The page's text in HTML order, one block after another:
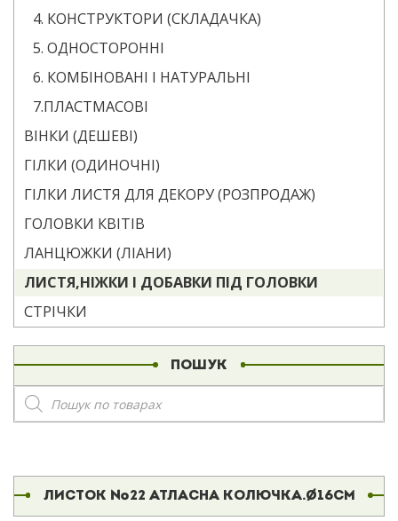
4. КОНСТРУКТОРИ (СКЛАДАЧКА)
5. ОДНОСТОРОННІ
6. КОМБІНОВАНІ І НАТУРАЛЬНІ
7.ПЛАСТМАСОВІ
ВІНКИ (ДЕШЕВІ)
ГІЛКИ (ОДИНОЧНІ)
ГІЛКИ ЛИСТЯ ДЛЯ ДЕКОРУ (РОЗПРОДАЖ)
ГОЛОВКИ КВІТІВ
ЛАНЦЮЖКИ (ЛІАНИ)
ЛИСТЯ,НІЖКИ І ДОБАВКИ ПІД ГОЛОВКИ
СТРІЧКИ
ПОШУК
Пошук
товарів
ЛИСТОК №22 АТЛАСНА КОЛЮЧКА.Ø16СМ